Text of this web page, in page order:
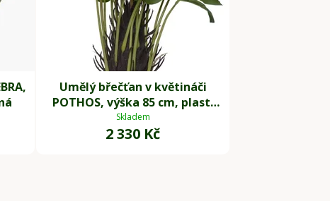
Umělý břečťan v květináči
POTHOS, výška 85 cm, plast,
zelený
Skladem
2 330 Kč